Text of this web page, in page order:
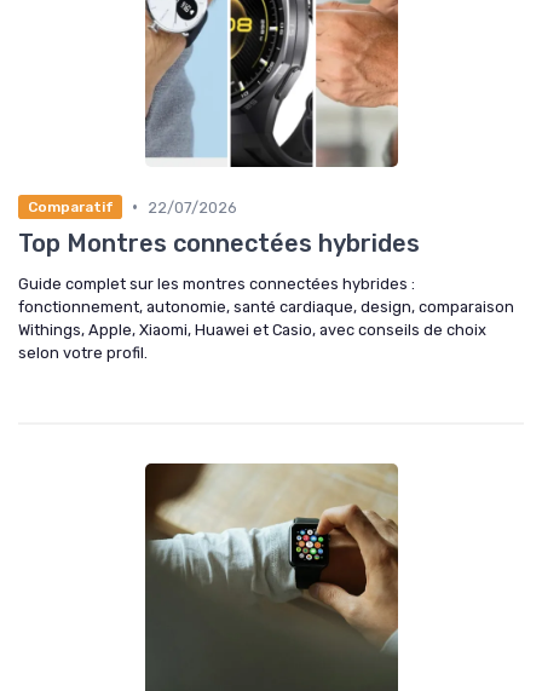
Comparatif • 22/07/2026
Top Montres connectées hybrides
Guide complet sur les montres connectées hybrides :
fonctionnement, autonomie, santé cardiaque, design, comparaison
Withings, Apple, Xiaomi, Huawei et Casio, avec conseils de choix
selon votre profil.